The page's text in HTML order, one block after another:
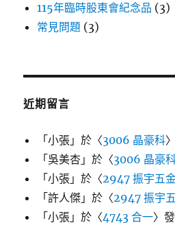
115年臨時股東會紀念品 (3)
常見問題 (3)
近期留言
「小張 」於〈3006 晶豪科
「吳美杏 」於〈3006 晶豪
「小張 」於〈2947 振宇五
「許人傑 」於〈2947 振宇
「小張 」於〈4743 合一〉